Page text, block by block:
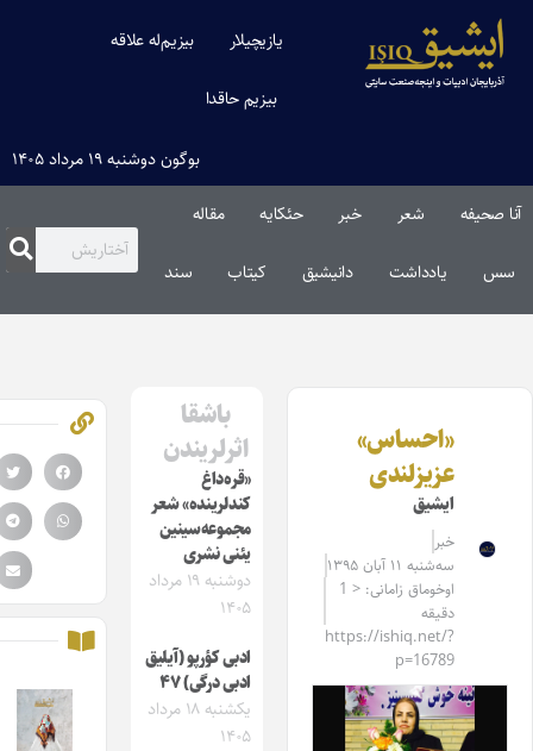
یازیچیلار بیزیم‌له علاقه
بیزیم حاقدا
بوگون دوشنبه ۱۹ مرداد ۱۴۰۵
صحیفه شعر خبر حئکایه مقاله‌
سس یادداشت دانیشیق کیتاب سند
«احساس»
عزیزلندی
ایشیق
خبر
سه‌شنبه ۱۱ آبان ۱۳۹۵
اوخوماق زامانی: < 1
دقیقه
https://ishiq.net/?
p=16789
باشقا
اثرلریندن
«قره‌داغ
کندلرینده» شعر
مجموعه‌سینین
یئنی نشری
دوشنبه ۱۹ مرداد
۱۴۰۵
ادبی کؤرپو (آیلیق
ادبی درگی) ۴۷
یکشنبه ۱۸ مرداد
۱۴۰۵